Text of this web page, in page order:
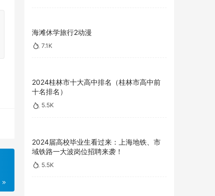
海滩休学旅行2动漫
7.1K
2024桂林市十大高中排名（桂林市高中前
十名排名）
5.5K
2024届高校毕业生看过来：上海地铁、市
域铁路一大波岗位招聘来袭！
5.5K